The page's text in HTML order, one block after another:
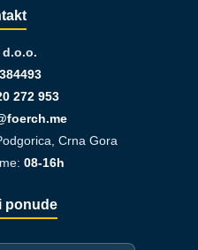
d.o.o.
272 953
Crna Gora
08-16h
ponude